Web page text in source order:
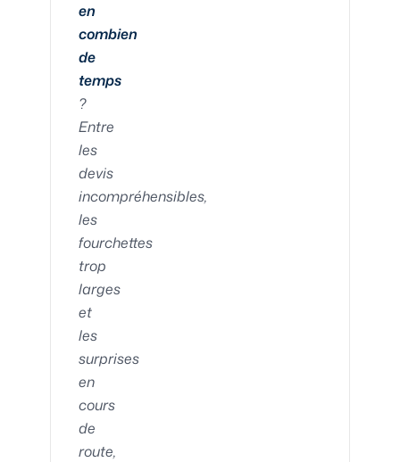
en
combien
de
temps
?
Entre
les
devis
incompréhensibles,
les
fourchettes
trop
larges
et
les
surprises
en
cours
de
route,